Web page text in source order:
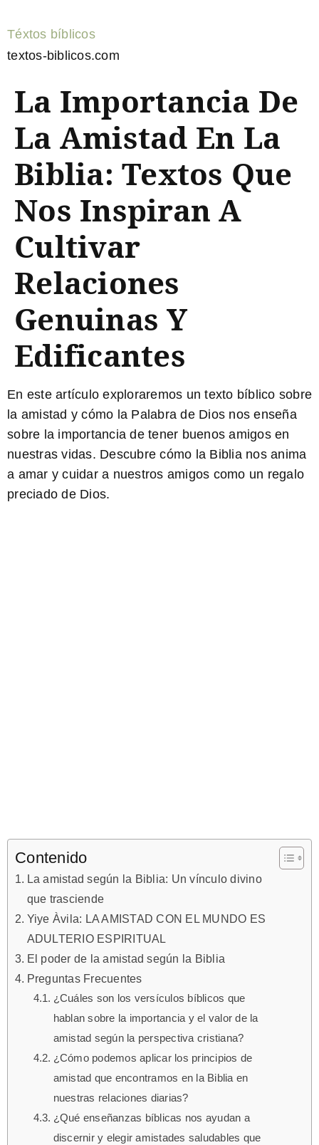
Téxtos bíblicos
textos-biblicos.com
La Importancia De
La Amistad En La
Biblia: Textos Que
Nos Inspiran A
Cultivar
Relaciones
Genuinas Y
Edificantes
En este artículo exploraremos untexto bíblico sobre
la amistad y cómo la Palabra de Dios nos enseña
sobre la importancia de tener buenos amigos en
nuestras vidas. Descubre cómo la Biblia nos anima
a amar y cuidar a nuestros amigos como un regalo
preciado de Dios.
Contenido
La amistad según la Biblia: Un vínculo divino
que trasciende
Yiye Àvila: LA AMISTAD CON EL MUNDO ES
ADULTERIO ESPIRITUAL
El poder de la amistad según la Biblia
Preguntas Frecuentes
¿Cuáles son los versículos bíblicos que
hablan sobre la importancia y el valor de la
amistad según la perspectiva cristiana?
¿Cómo podemos aplicar los principios de
amistad que encontramos en la Biblia en
nuestras relaciones diarias?
¿Qué enseñanzas bíblicas nos ayudan a
discernir y elegir amistades saludables que